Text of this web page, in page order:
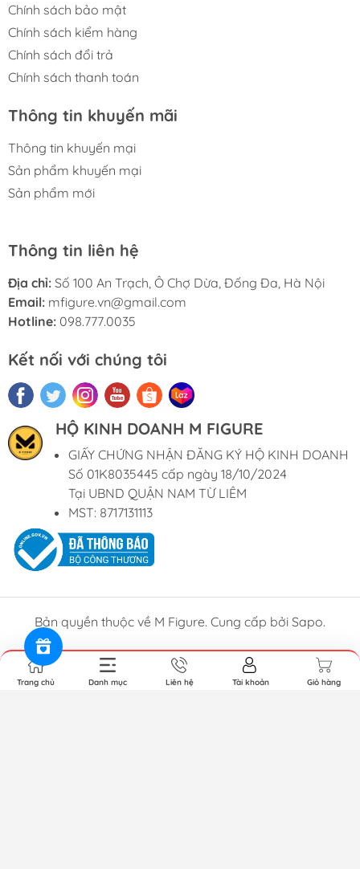
Chính sách bảo mật
Chính sách kiểm hàng
Chính sách đổi trả
Chính sách thanh toán
Thông tin khuyến mãi
Thông tin khuyến mại
Sản phẩm khuyến mại
Sản phẩm mới
Thông tin liên hệ
Địa chỉ: Số 100 An Trạch, Ô Chợ Dừa, Đống Đa, Hà Nội
Email: mfigure.vn@gmail.com
Hotline: 098.777.0035
Kết nối với chúng tôi
HỘ KINH DOANH M FIGURE
GIẤY CHỨNG NHẬN ĐĂNG KÝ HỘ KINH DOANH
Số 01K8035445 cấp ngày 18/10/2024
Tại UBND QUẬN NAM TỪ LIÊM
MST: 8717131113
Bản quyền thuộc về M Figure. Cung cấp bởi Sapo.
Trang chủ Danh mục Liên hệ Tài khoản Giỏ hàng